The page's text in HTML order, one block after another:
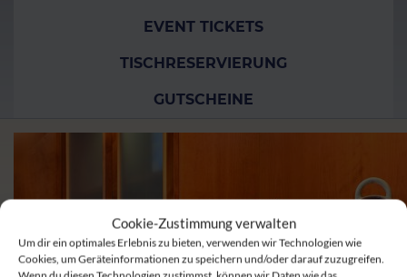
Cookie-Zustimmung verwalten
Um dir ein optimales Erlebnis zu bieten, verwenden wir Technologien wie
Cookies, um Geräteinformationen zu speichern und/oder darauf zuzugreifen.
EVENT TICKETS
TISCHRESERVIERUNG
GUTSCHEINE